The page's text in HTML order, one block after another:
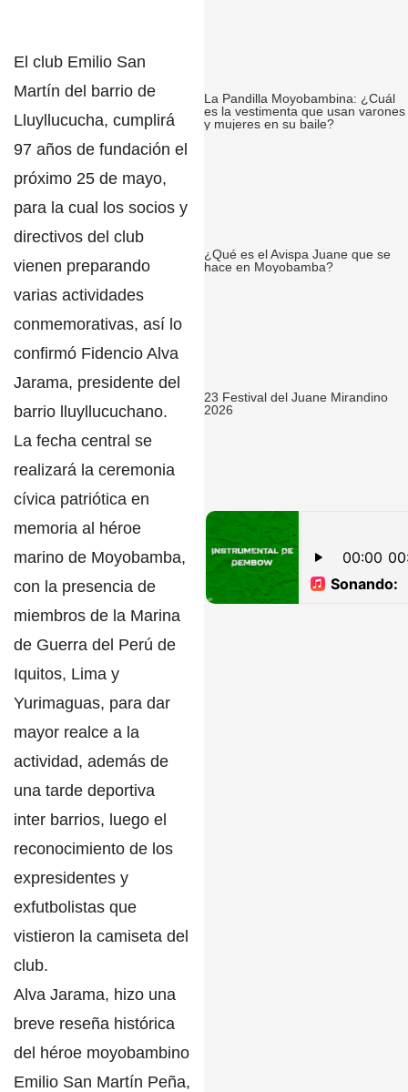
El club Emilio San
Martín del barrio de
Lluyllucucha, cumplirá
97 años de fundación el
próximo 25 de mayo,
para la cual los socios y
directivos del club
vienen preparando
varias actividades
conmemorativas, así lo
confirmó Fidencio Alva
Jarama, presidente del
barrio lluyllucuchano.
La fecha central se
realizará la ceremonia
cívica patriótica en
memoria al héroe
marino de Moyobamba,
con la presencia de
miembros de la Marina
de Guerra del Perú de
Iquitos, Lima y
Yurimaguas, para dar
mayor realce a la
actividad, además de
una tarde deportiva
inter barrios, luego el
reconocimiento de los
expresidentes y
exfutbolistas que
vistieron la camiseta del
club.
Alva Jarama, hizo una
breve reseña histórica
del héroe moyobambino
Emilio San Martín Peña,
La Pandilla Moyobambina: ¿Cuál
es la vestimenta que usan varones
y mujeres en su baile?
¿Qué es el Avispa Juane que se
hace en Moyobamba?
23 Festival del Juane Mirandino
2026